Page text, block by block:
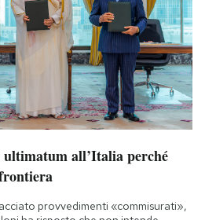
all’Italia perché
provvedimenti «commisurati»,